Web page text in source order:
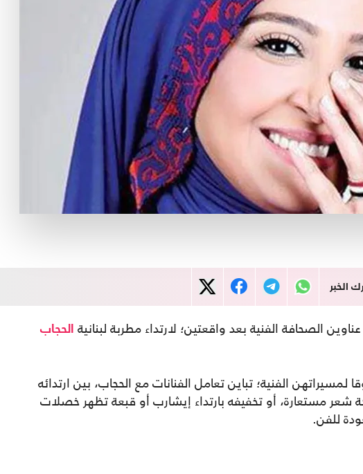
الخبر
الصحافة الفنية بعد واقعتين؛ لارتداء مطربة لبنانية الحجاب
لمسيراتهن الفنية؛ تباين تعامل الفنانات مع الحجاب، بين ارتدائه
شعر مستعارة، أو تخفيفه بارتداء إيشارب أو قبعة تظهر خصلات
للفن.